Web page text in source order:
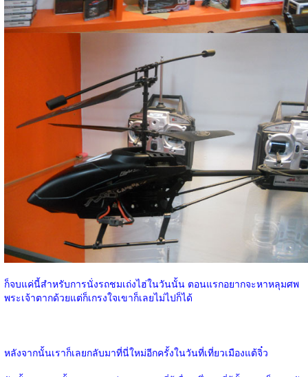
ก็จบแค่นี้สำหรับการนั่งรถชมเถ่งไฮ่ในวันนั้น ตอนแรกอยากจะหาหลุมศพ
พระเจ้าตากด้วยแต่ก็เกรงใจเขาก็เลยไม่ไปก็ได้
หลังจากนั้นเราก็เลยกลับมาที่นี่ใหม่อีกครั้งในวันที่เที่ยวเมืองแต้จิ๋ว